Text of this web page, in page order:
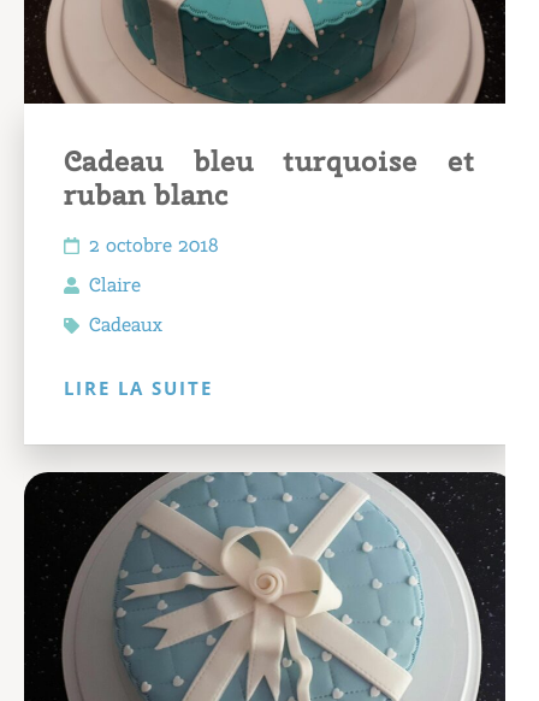
Cadeau bleu turquoise et
ruban blanc
2 octobre 2018
Claire
Cadeaux
LIRE LA SUITE